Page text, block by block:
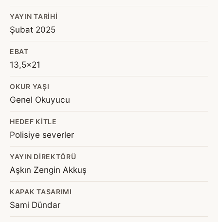
YAYIN TARIHI
Şubat 2025
EBAT
13,5x21
OKUR YAŞI
Genel Okuyucu
HEDEF KITLE
Polisiye severler
YAYIN DIREKTÖRÜ
Aşkın Zengin Akkuş
KAPAK TASARIMI
Sami Dündar